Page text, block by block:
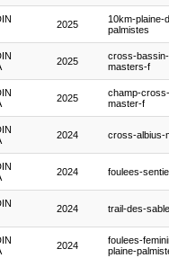
2025
10km-plaine-
palmistes
2025
cross-
masters-f
2025
champ-
master-f
2024 cross-albius-
2024 foulees-
2024 trail-des-
2024
foulees-
plaine-